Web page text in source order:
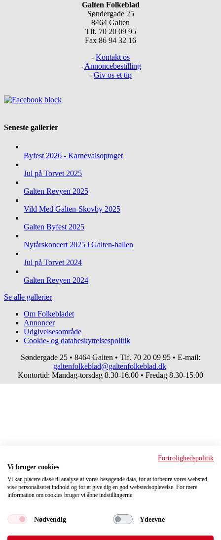
Galten Folkeblad
Søndergade 25
8464 Galten
Tlf. 70 20 09 95
Fax 86 94 32 16
- Kontakt os
-Annoncebestilling
- Giv os et tip
Seneste gallerier
Byfest 2026 - Karnevalsoptoget
Jul på Torvet 2025
Galten Revyen 2025
Vild Med Galten-Skovby 2025
Galten Byfest 2025
Nytårskoncert 2025 i Galten-hallen
Jul på Torvet 2024
Galten Revyen 2024
Se alle gallerier
Top
navigation
Om Folkebladet
Annoncer
Udgivelsesområde
Cookie- og databeskyttelsespolitik
Søndergade 25 • 8464 Galten • Tlf. 70 20 09 95 • E-mail:
galtenfolkeblad@galtenfolkeblad.dk
Kontortid: Mandag-torsdag 8.30-16.00 • Fredag 8.30-15.00
Fortrolighedspolitik
Vi bruger cookies
Vi kan placere disse til analyse af vores besøgende data, for at forbedre vores websted,
vise personaliseret indhold og for at give dig en god webstedsoplevelse. For mere
information om cookies bruger vi åbne indstillingerne.
Nødvendig Ydeevne